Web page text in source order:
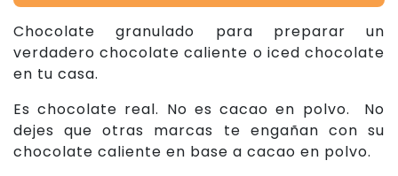
Chocolate granulado para preparar un
verdadero chocolate caliente o iced chocolate
en tu casa.
Es chocolate real. No es cacao en polvo. No
dejes que otras marcas te engañan con su
chocolate caliente en base a cacao en polvo.